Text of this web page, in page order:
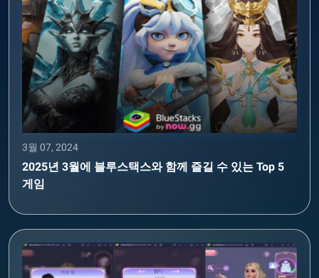
3월 07, 2024
2025년 3월에 블루스택스와 함께 즐길 수 있는 Top 5
게임